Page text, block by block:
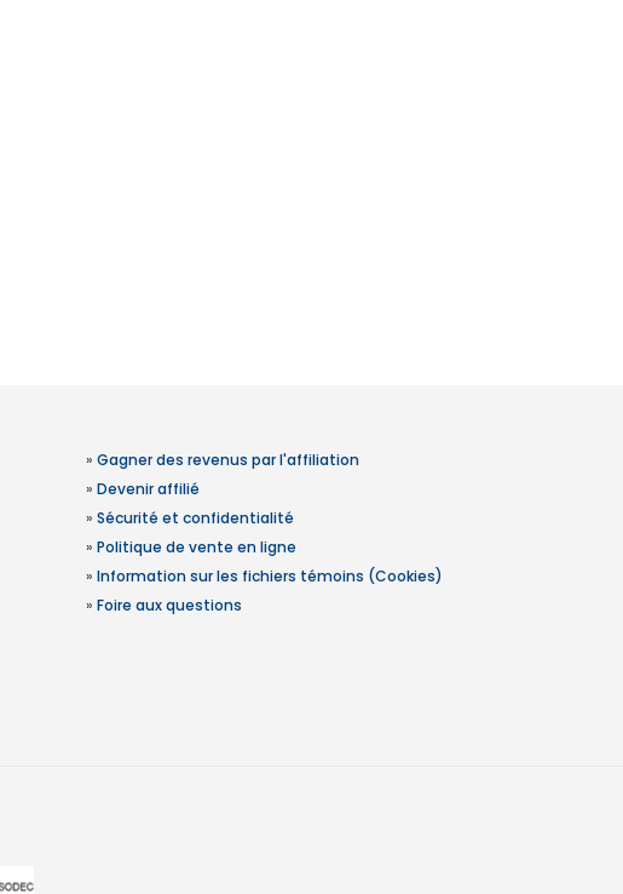
» Gagner des revenus par l'affiliation
» Devenir affilié
» Sécurité et confidentialité
» Politique de vente en ligne
» Information sur les fichiers témoins (Cookies)
» Foire aux questions